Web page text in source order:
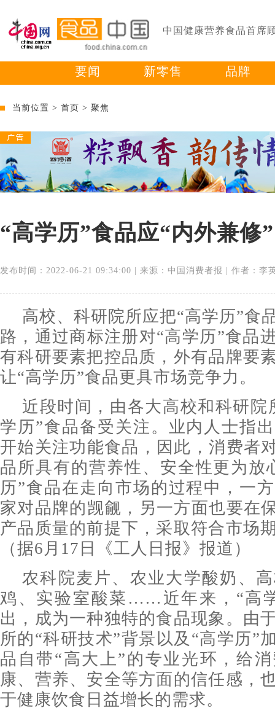
中国健康营养食品首席
要闻 新零售 品牌
当前位置 > 首页 > 聚焦
“高学历”食品应“内外兼修”
发布时间：2022-06-21 09:34:00 | 来源：中国消费者报 | 作者：李
高校、科研院所应把“高学历”食
路，通过商标注册对“高学历”食品
有科研要素把控品质，外有品牌要
让“高学历”食品更具市场竞争力。
近段时间，由各大高校和科研院
学历”食品备受关注。业内人士指
开始关注功能食品，因此，消费者
品所具有的营养性、安全性更为放
历”食品在走向市场的过程中，一
家对品牌的觊觎，另一方面也要在
产品质量的前提下，采取符合市场
（据6月17日《工人日报》报道）
农科院麦片、农业大学酸奶、
鸡、实验室酸菜……近年来，“高
出，成为一种独特的食品现象。由
所的“科研技术”背景以及“高学历”
品自带“高大上”的专业光环，给
康、营养、安全等方面的信任感，
于健康饮食日益增长的需求。